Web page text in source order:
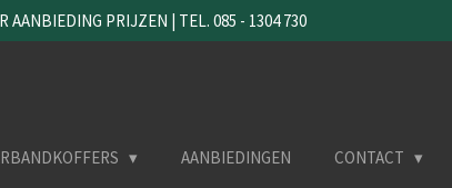
AANBIEDING PRIJZEN | TEL. 085 - 1304 730
AANBIEDINGEN CONTACT